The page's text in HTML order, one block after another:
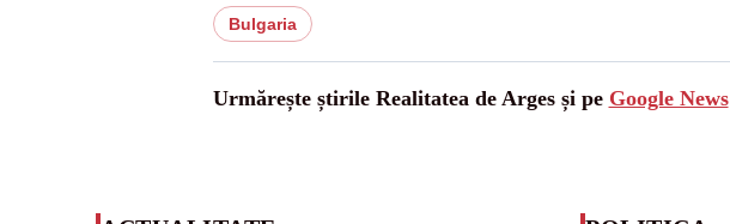
Bulgaria
Urmărește știrile Realitatea de Arges și pe Google News